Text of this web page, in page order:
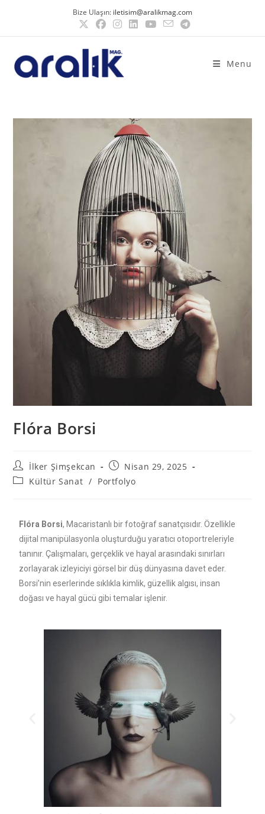
Bize Ulaşın: iletisim@aralikmag.com
Menu
Flóra Borsi
İlker Şimşekcan
Nisan 29, 2025
Kültür Sanat / Portfolyo
Flóra Borsi, Macaristanlı bir fotoğraf sanatçısıdır. Özellikle
dijital manipülasyonla oluşturduğu yaratıcı otoportreleriyle
tanınır. Çalışmaları, gerçeklik ve hayal arasındaki sınırları
zorlayarak izleyiciyi görsel bir düş dünyasına davet eder.
Borsi’nin eserlerinde sıklıkla kimlik, güzellik algısı, insan
doğası ve hayal gücü gibi temalar işlenir.